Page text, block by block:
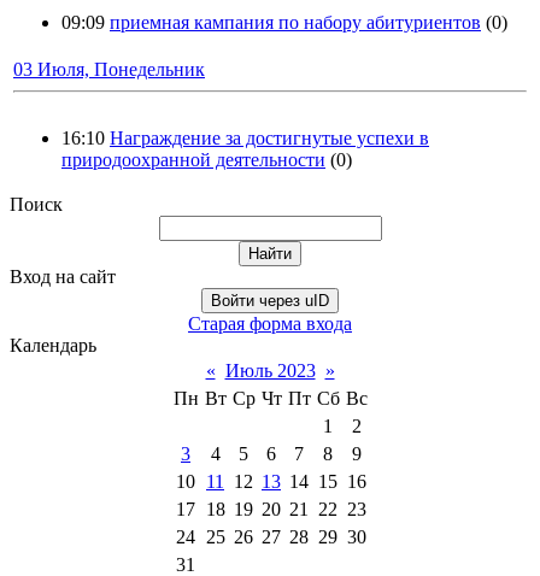
09:09 приемная кампания по набору абитуриентов (0)
03 Июля, Понедельник
16:10 Награждение за достигнутые успехи в
природоохранной деятельности (0)
Поиск
Вход на сайт
Войти через uID
Старая форма входа
Календарь
« Июль 2023 »
Пн Вт Ср Чт Пт Сб Вс
1
2
3
4 5 6 7 8
9
10 11 12 13 14 15 16
17 18 19 20 21 22 23
24 25 26 27 28 29 30
31